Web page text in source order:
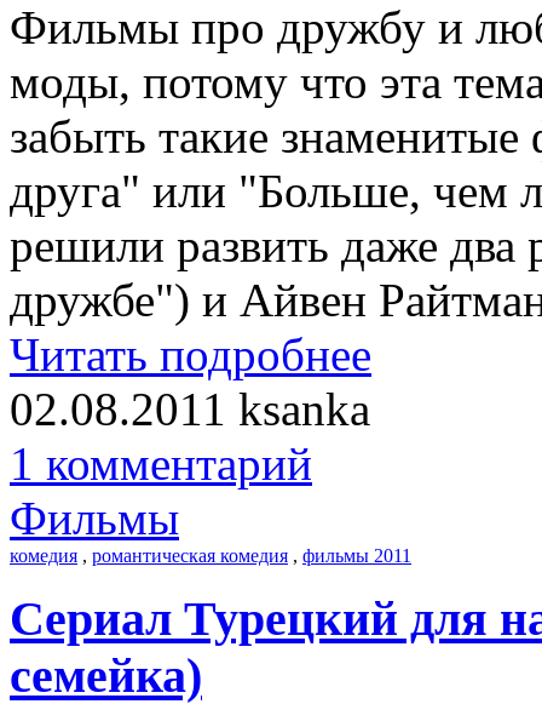
Фильмы про дружбу и
моды, потому что эта
забыть такие
друга" или "Больше, чем
решили развить даже
дружбе") и Айвен
Читать подробнее
02.08.2011 ksanka
1 комментарий
Фильмы
комедия , романтическая комедия , фильмы 2011
Сериал Турецкий для
семейка)